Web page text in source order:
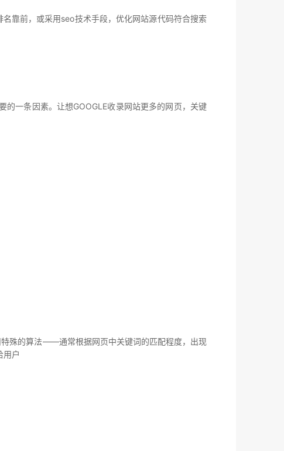
靠前，或采用seo技术手段，优化网站源代码符合搜索
一条因素。让想GOOGLE收录网站更多的网页，关键
殊的算法——通常根据网页中关键词的匹配程度，出现
用户